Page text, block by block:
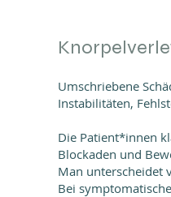
Umschriebene
Instabilitäten,
Die Patient*innen
Blockaden und
Man unterscheidet
Bei